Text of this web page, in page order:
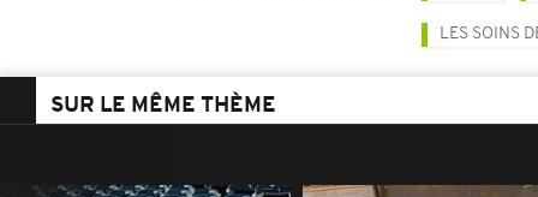
LES SOINS
SUR LE MÊME THÈME